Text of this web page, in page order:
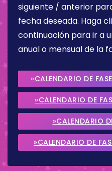
siguiente / anterior
fecha deseada. Haga
continuación para ir a
anual o mensual de la
»CALENDARIO DE
»CALENDARIO DE
»CALENDARIO
»CALENDARIO DE